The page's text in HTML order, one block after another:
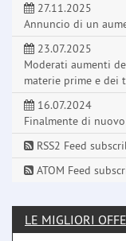
27.11.2025
Annuncio di un
23.07.2025
Moderati aumenti
materie prime e dei
16.07.2024
Finalmente di
RSS2 Feed
ATOM Feed
LE MIGLIORI